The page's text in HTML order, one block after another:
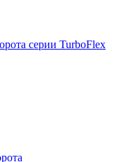
серии TurboFlex